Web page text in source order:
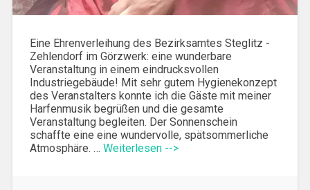
Eine Ehrenverleihung des Bezirksamtes Steglitz -
Zehlendorf im Görzwerk: eine wunderbare
Veranstaltung in einem eindrucksvollen
Industriegebäude! Mit sehr gutem Hygienekonzept
des Veranstalters konnte ich die Gäste mit meiner
Harfenmusik begrüßen und die gesamte
Veranstaltung begleiten. Der Sonnenschein
schaffte eine eine wundervolle, spätsommerliche
Atmosphäre. … Weiterlesen -->